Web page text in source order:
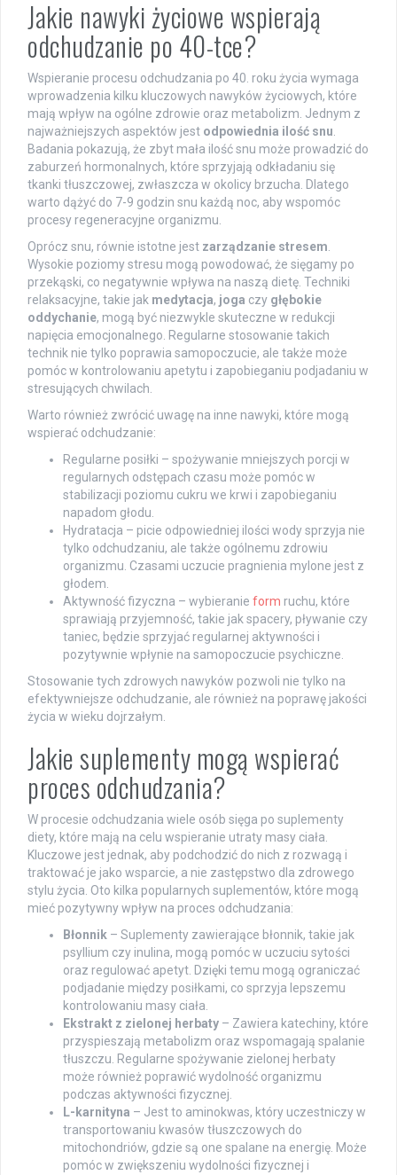
Jakie nawyki życiowe wspierają
odchudzanie po 40-tce?
Wspieranie procesu odchudzania po 40. roku życia wymaga
wprowadzenia kilku kluczowych nawyków życiowych, które
mają wpływ na ogólne zdrowie oraz metabolizm. Jednym z
najważniejszych aspektów jest odpowiednia ilość snu.
Badania pokazują, że zbyt mała ilość snu może prowadzić do
zaburzeń hormonalnych, które sprzyjają odkładaniu się
tkanki tłuszczowej, zwłaszcza w okolicy brzucha. Dlatego
warto dążyć do 7-9 godzin snu każdą noc, aby wspomóc
procesy regeneracyjne organizmu.
Oprócz snu, równie istotne jest zarządzanie stresem.
Wysokie poziomy stresu mogą powodować, że sięgamy po
przekąski, co negatywnie wpływa na naszą dietę. Techniki
relaksacyjne, takie jak medytacja, joga czy głębokie
oddychanie, mogą być niezwykle skuteczne w redukcji
napięcia emocjonalnego. Regularne stosowanie takich
technik nie tylko poprawia samopoczucie, ale także może
pomóc w kontrolowaniu apetytu i zapobieganiu podjadaniu w
stresujących chwilach.
Warto również zwrócić uwagę na inne nawyki, które mogą
wspierać odchudzanie:
Regularne posiłki – spożywanie mniejszych porcji w
regularnych odstępach czasu może pomóc w
stabilizacji poziomu cukru we krwi i zapobieganiu
napadom głodu.
Hydratacja – picie odpowiedniej ilości wody sprzyja nie
tylko odchudzaniu, ale także ogólnemu zdrowiu
organizmu. Czasami uczucie pragnienia mylone jest z
głodem.
Aktywność fizyczna – wybieranie form ruchu, które
sprawiają przyjemność, takie jak spacery, pływanie czy
taniec, będzie sprzyjać regularnej aktywności i
pozytywnie wpłynie na samopoczucie psychiczne.
Stosowanie tych zdrowych nawyków pozwoli nie tylko na
efektywniejsze odchudzanie, ale również na poprawę jakości
życia w wieku dojrzałym.
Jakie suplementy mogą wspierać
proces odchudzania?
W procesie odchudzania wiele osób sięga po suplementy
diety, które mają na celu wspieranie utraty masy ciała.
Kluczowe jest jednak, aby podchodzić do nich z rozwagą i
traktować je jako wsparcie, a nie zastępstwo dla zdrowego
stylu życia. Oto kilka popularnych suplementów, które mogą
mieć pozytywny wpływ na proces odchudzania:
Błonnik – Suplementy zawierające błonnik, takie jak
psyllium czy inulina, mogą pomóc w uczuciu sytości
oraz regulować apetyt. Dzięki temu mogą ograniczać
podjadanie między posiłkami, co sprzyja lepszemu
kontrolowaniu masy ciała.
Ekstrakt z zielonej herbaty – Zawiera katechiny, które
przyspieszają metabolizm oraz wspomagają spalanie
tłuszczu. Regularne spożywanie zielonej herbaty
może również poprawić wydolność organizmu
podczas aktywności fizycznej.
L-karnityna – Jest to aminokwas, który uczestniczy w
transportowaniu kwasów tłuszczowych do
mitochondriów, gdzie są one spalane na energię. Może
pomóc w zwiększeniu wydolności fizycznej i